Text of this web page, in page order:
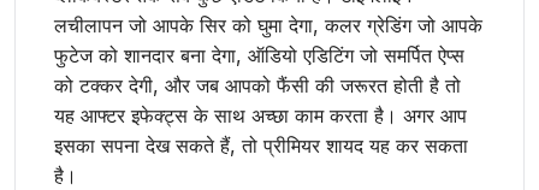
लचीलापन जो आपके सिर को घुमा देगा, कलर ग्रेडिंग जो आपके
फुटेज को शानदार बना देगा, ऑडियो एडिटिंग जो समर्पित ऐप्स
को टक्कर देगी, और जब आपको फैंसी की जरूरत होती है तो
यह आफ्टर इफेक्ट्स के साथ अच्छा काम करता है। अगर आप
इसका सपना देख सकते हैं, तो प्रीमियर शायद यह कर सकता
है।